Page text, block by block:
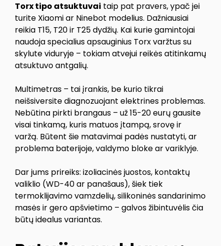
Torx tipo atsuktuvai taip pat pravers, ypač jei
turite Xiaomi ar Ninebot modelius. Dažniausiai
reikia T15, T20 ir T25 dydžių. Kai kurie gamintojai
naudoja specialius apsauginius Torx varžtus su
skylute viduryje – tokiam atvejui reikės atitinkamų
atsuktuvo antgalių.
Multimetras – tai įrankis, be kurio tikrai
neišsiversite diagnozuojant elektrines problemas.
Nebūtina pirkti brangaus – už 15-20 eurų gausite
visai tinkamą, kuris matuos įtampą, srovę ir
varžą. Būtent šie matavimai padės nustatyti, ar
problema baterijoje, valdymo bloke ar variklyje.
Dar jums prireiks: izoliacinės juostos, kontaktų
valiklio (WD-40 ar panašaus), šiek tiek
termoklijavimo vamzdelių, silikoninės sandarinimo
masės ir gero apšvietimo – galvos žibintuvėlis čia
būtų idealus variantas.